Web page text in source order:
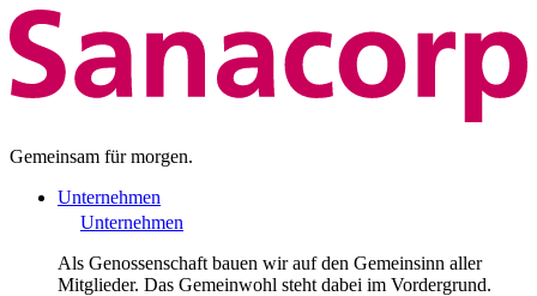
Gemeinsam für morgen.
Unternehmen
Unternehmen
Als Genossenschaft bauen wir auf den Gemeinsinn aller
Mitglieder. Das Gemeinwohl steht dabei im Vordergrund.